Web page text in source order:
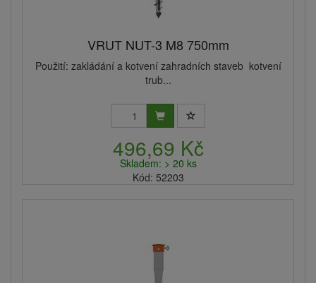
VRUT NUT-3 M8 750mm
Použití: zakládání a kotvení zahradních staveb kotvení
trub...
496,69 Kč
Skladem: > 20 ks
Kód: 52203